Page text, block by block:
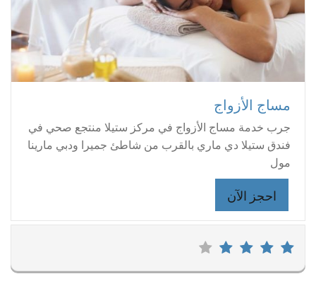
مساج الأزواج
جرب خدمة مساج الأزواج في مركز ستيلا منتجع صحي في
فندق ستيلا دي ماري بالقرب من شاطئ جميرا ودبي مارينا
مول
احجز الآن